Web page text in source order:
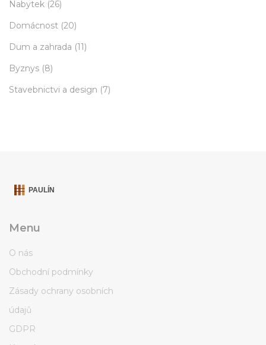
Nabytek (26)
Domácnost (20)
Dum a zahrada (11)
Byznys (8)
Stavebnictvi a design (7)
Menu
O nás
Obchodní podmínky
Zásady ochrany osobních
údajů
GDPR